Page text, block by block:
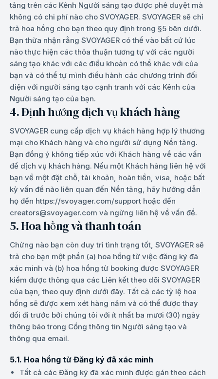
tảng trên các Kênh Người sáng tạo được phê duyệt mà
không có chi phí nào cho SVOYAGER. SVOYAGER sẽ chỉ
trả hoa hồng cho bạn theo quy định trong §5 bên dưới.
Bạn thừa nhận rằng SVOYAGER có thể vào bất cứ lúc
nào thực hiện các thỏa thuận tương tự với các người
sáng tạo khác với các điều khoản có thể khác với của
bạn và có thể tự mình điều hành các chương trình đối
diện với người sáng tạo cạnh tranh với các Kênh của
Người sáng tạo của bạn.
4. Định hướng dịch vụ khách hàng
SVOYAGER cung cấp dịch vụ khách hàng hợp lý thương
mại cho Khách hàng và cho người sử dụng Nền tảng.
Bạn đồng ý không tiếp xúc với Khách hàng về các vấn
đề dịch vụ khách hàng. Nếu một Khách hàng liên hệ với
bạn về một đặt chỗ, tài khoản, hoàn tiền, visa, hoặc bất
kỳ vấn đề nào liên quan đến Nền tảng, hãy hướng dẫn
họ đến https://svoyager.com/support hoặc đến
creators@svoyager.com và ngừng liên hệ về vấn đề.
5. Hoa hồng và thanh toán
Chừng nào bạn còn duy trì tình trạng tốt, SVOYAGER sẽ
trả cho bạn một phần (a) hoa hồng từ việc đăng ký đã
xác minh và (b) hoa hồng từ booking được SVOYAGER
kiếm được thông qua các Liên kết theo dõi SVOYAGER
của bạn, theo quy định dưới đây. Tất cả các tỷ lệ hoa
hồng sẽ được xem xét hàng năm và có thể được thay
đổi đi trước bởi chúng tôi với ít nhất ba mươi (30) ngày
thông báo trong Cổng thông tin Người sáng tạo và
thông qua email.
5.1. Hoa hồng từ Đăng ký đã xác minh
Tất cả các Đăng ký đã xác minh được gán theo cách